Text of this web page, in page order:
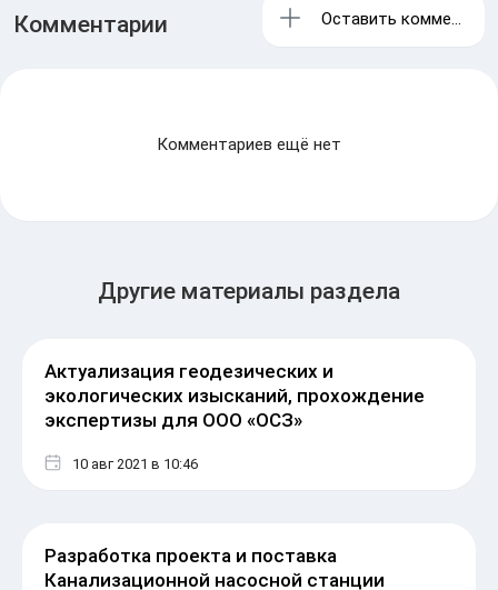
Комментарии Оставить
Комментариев ещё нет
Другие материалы раздела
Актуализация геодезических и
экологических изысканий, прохождение
экспертизы для ООО «ОСЗ»
10 авг 2021 в 10:46
Разработка проекта и поставка
Канализационной насосной станции